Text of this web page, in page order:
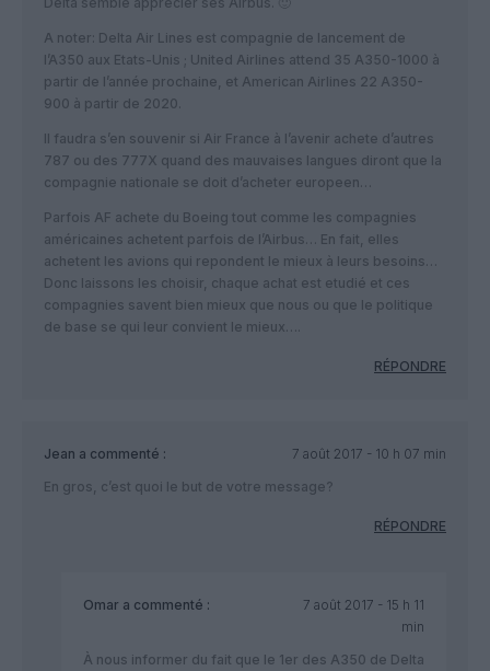
A noter: Delta Air Lines est compagnie de lancement de
l’A350 aux Etats-Unis ; United Airlines attend 35 A350-1000 à
partir de l’année prochaine, et American Airlines 22 A350-
900 à partir de 2020.
Il faudra s’en souvenir si Air France à l’avenir achete d’autres
787 ou des 777X quand des mauvaises langues diront que la
compagnie nationale se doit d’acheter europeen…
Parfois AF achete du Boeing tout comme les compagnies
américaines achetent parfois de l’Airbus… En fait, elles
achetent les avions qui repondent le mieux à leurs besoins…
Donc laissons les choisir, chaque achat est etudié et ces
compagnies savent bien mieux que nous ou que le politique
de base se qui leur convient le mieux….
RÉPONDRE
Jean a commenté :
7 août 2017 - 10 h 07 min
En gros, c’est quoi le but de votre message?
RÉPONDRE
Omar a commenté :
7 août 2017 - 15 h 11
min
À nous informer du fait que le 1er des A350 de Delta